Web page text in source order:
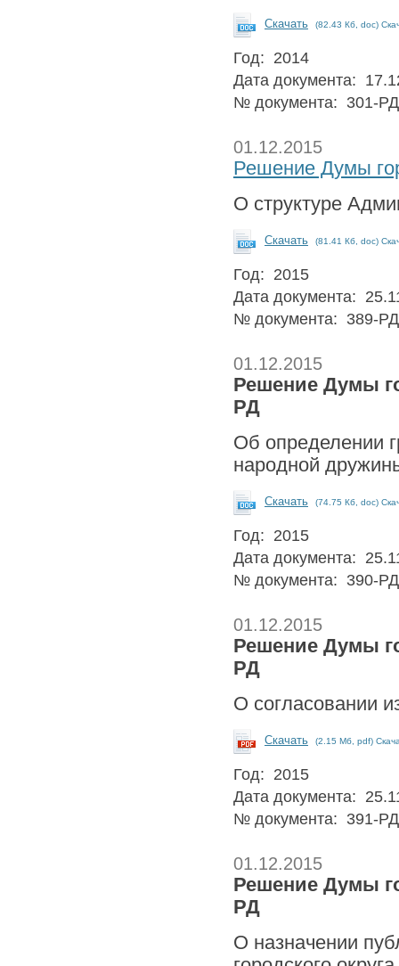
Скачать (82.43 Кб, doc)
Год: 2014
Дата документа:
№ документа: 301-РД
01.12.2015
Решение Думы
О структуре
Скачать (81.41 Кб, doc)
Год: 2015
Дата документа:
№ документа: 389-РД
01.12.2015
Решение Думы
РД
Об определении
народной
Скачать (74.75 Кб, doc)
Год: 2015
Дата документа:
№ документа: 390-РД
01.12.2015
Решение Думы
РД
О согласовании
Скачать (2.15 Мб, pdf)
Год: 2015
Дата документа:
№ документа: 391-РД
01.12.2015
Решение Думы
РД
О назначении